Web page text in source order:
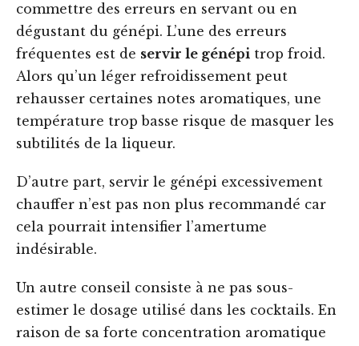
commettre des erreurs en servant ou en
dégustant du génépi. L’une des erreurs
fréquentes est de servir le génépi trop froid.
Alors qu’un léger refroidissement peut
rehausser certaines notes aromatiques, une
température trop basse risque de masquer les
subtilités de la liqueur.
D’autre part, servir le génépi excessivement
chauffer n’est pas non plus recommandé car
cela pourrait intensifier l’amertume
indésirable.
Un autre conseil consiste à ne pas sous-
estimer le dosage utilisé dans les cocktails. En
raison de sa forte concentration aromatique